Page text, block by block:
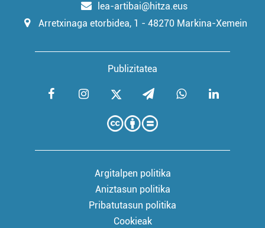
lea-artibai@hitza.eus
Arretxinaga etorbidea, 1 - 48270 Markina-Xemein
Publizitatea
Argitalpen politika
Aniztasun politika
Pribatutasun politika
Cookieak